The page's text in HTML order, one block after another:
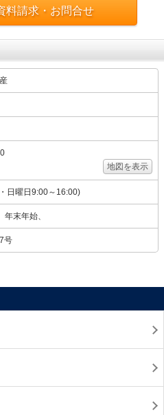
料請求・お問合せ
地図を表示
日曜日9:00～16:00)
末年始、
号